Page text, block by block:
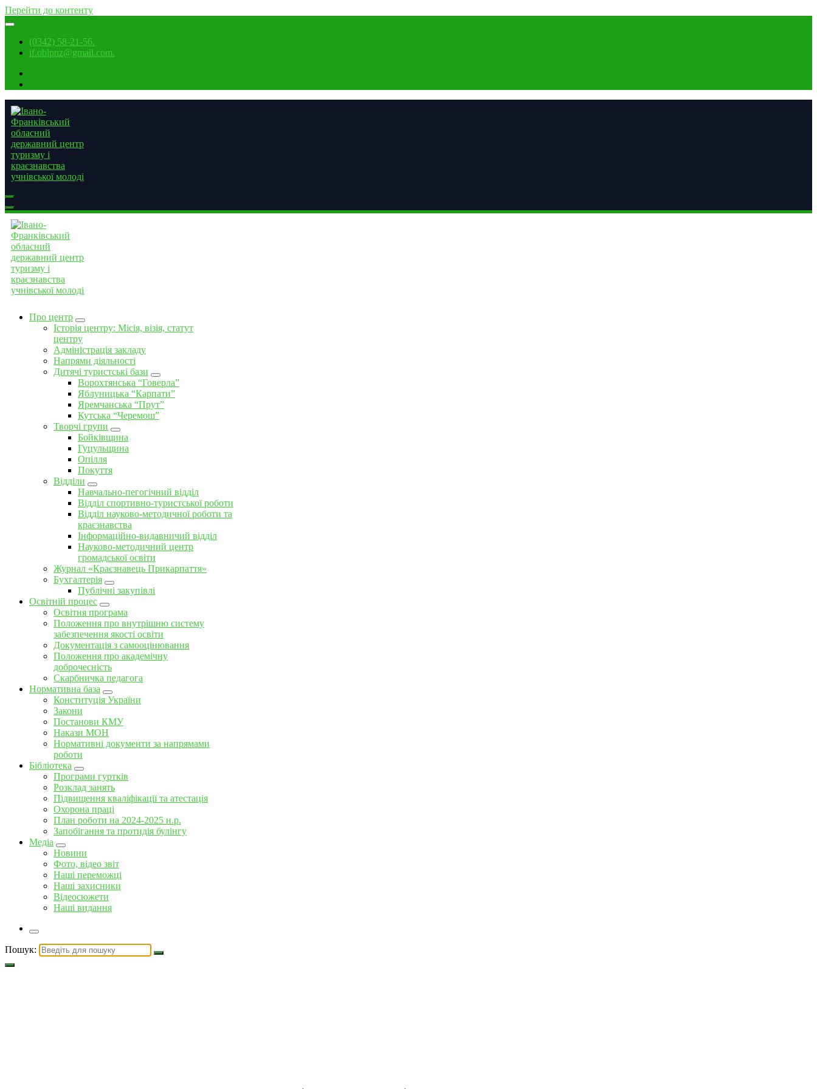
Перейти до контенту
(0342) 58-21-56.
if.oblpnz@gmail.com.
Про центр
Історія центру: Місія, візія, статут
центру
Адміністрація закладу
Напрями діяльності
Дитячі туристські бази
Ворохтянська “Говерла”
Яблуницька “Карпати”
Яремчанська “Прут”
Кутська “Черемош”
Творчі групи
Бойківщина
Гуцульщина
Опілля
Покуття
Відділи
Навчально-пегогічний відділ
Відділ спортивно-туристської роботи
Відділ науково-методичної роботи та
краєзнавства
Інформаційно-видавничий відділ
Науково-методичний центр
громадської освіти
Журнал «Краєзнавець Прикарпаття»
Бухгалтерія
Публічні закупівлі
Освітній процес
Освітня програма
Положення про внутрішню систему
забезпечення якості освіти
Документація з самооцінювання
Положення про академічну
доброчесність
Скарбничка педагога
Нормативна база
Конституція України
Закони
Постанови КМУ
Накази МОН
Нормативні документи за напрямами
роботи
Бібліотека
Програми гуртків
Розклад занять
Підвищення кваліфікації та атестація
Охорона праці
План роботи на 2024-2025 н.р.
Запобігання та протидія булінгу
Медіа
Новини
Фото, відео звіт
Наші переможці
Наші захисники
Відеосюжети
Наші видання
Пошук: